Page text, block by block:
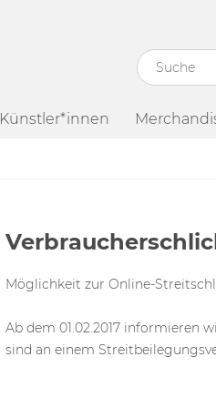
Künstler*innen
Möglichkeit zur Online-
Ab dem 01.02.2017 informieren
sind an einem